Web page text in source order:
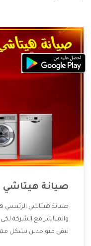
صيانة هيتاشي
صيانة هيتاشي الرئيسي
والمباشر مع الشركة
نبقى متواجدين بشكل